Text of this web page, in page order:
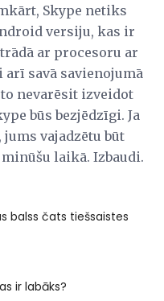
Skype netiks
versiju, kas ir
ar procesoru ar
savā savienojumā
nevarēsit izveidot
būs bezjēdzīgi. Ja
vajadzētu būt
laikā. Izbaudi.
balss čats tiešsaistes
ir labāks?